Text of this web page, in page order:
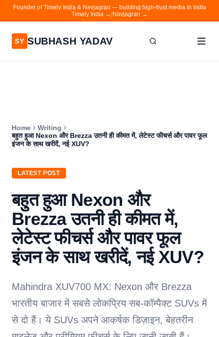
Founder of Timely India & Navjagran — building high-trust media in India
Timely India → Navjagran →
SY SUBHASH YADAV
Contact
Navjagran
Home
Writing
बहुत हुआ Nexon और Brezza उतनी ही कीमत में, लेटेस्ट फीचर्स और पावर फूल
इंजन के साथ खरीदें, नई XUV?
LATEST POST
बहुत हुआ Nexon और
Brezza उतनी ही कीमत में,
लेटेस्ट फीचर्स और पावर फूल
इंजन के साथ खरीदें, नई XUV?
Mahindra XUV700 MX: Nexon और Brezza
भारतीय बाजार में सबसे लोकप्रिय सब-कॉम्पैक्ट SUVs में
से दो हैं। ये SUVs अपने आकर्षक डिज़ाइन, बेहतरीन